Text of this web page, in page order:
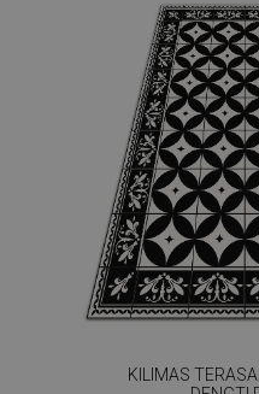
KILIMAS